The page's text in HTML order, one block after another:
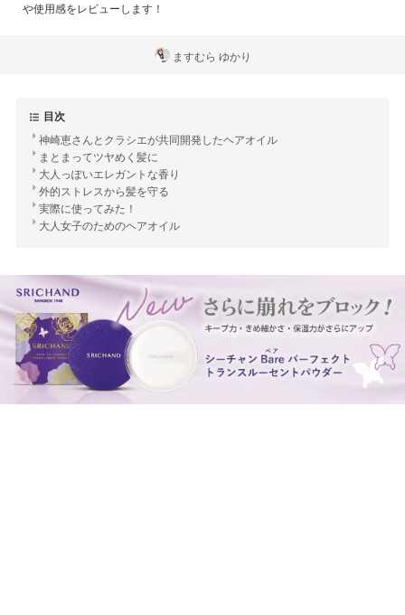
や使用感をレビューします！
ますむら ゆかり
目次
神崎恵さんとクラシエが共同開発したヘアオイル
まとまってツヤめく髪に
大人っぽいエレガントな香り
外的ストレスから髪を守る
実際に使ってみた！
大人女子のためのヘアオイル